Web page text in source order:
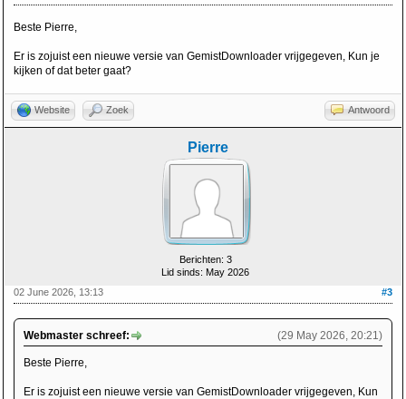
Beste Pierre,
Er is zojuist een nieuwe versie van GemistDownloader vrijgegeven, Kun je
kijken of dat beter gaat?
Website Zoek Antwoord
Pierre
Berichten: 3
Lid sinds: May 2026
#3
02 June 2026, 13:13
(29 May 2026, 20:21)
Webmaster schreef:
Beste Pierre,
Er is zojuist een nieuwe versie van GemistDownloader vrijgegeven, Kun